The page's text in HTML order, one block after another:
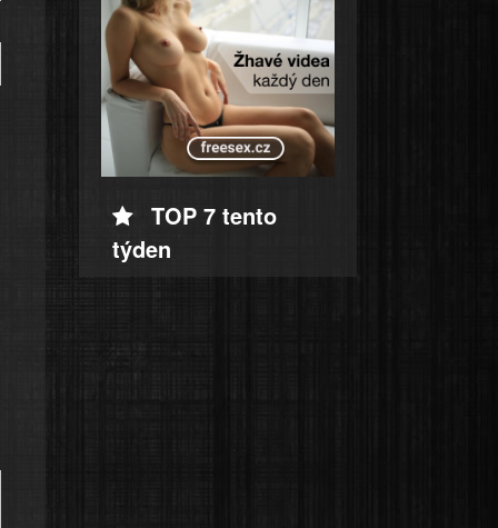
TOP 7 tento
týden